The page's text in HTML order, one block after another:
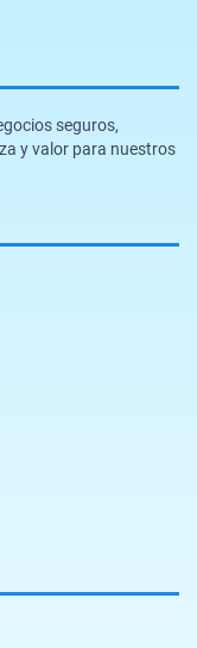
seguros,
y valor para nuestros